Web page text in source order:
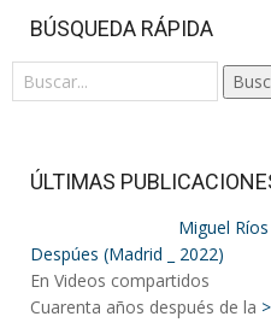
BÚSQUEDA RÁPIDA
ÚLTIMAS
Miguel
Despúes (Madrid _ 2022)
En Videos compartidos
Cuarenta años después de la